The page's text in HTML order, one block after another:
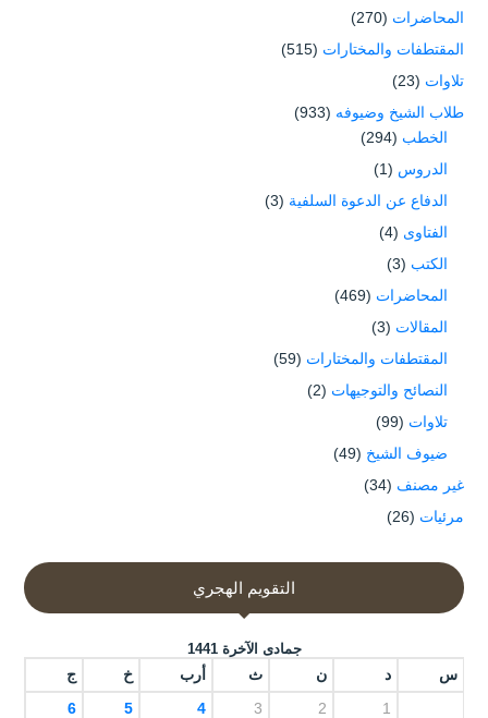
المحاضرات (270)
المقتطفات والمختارات (515)
تلاوات (23)
طلاب الشيخ وضيوفه (933)
الخطب (294)
الدروس (1)
الدفاع عن الدعوة السلفية (3)
الفتاوى (4)
الكتب (3)
المحاضرات (469)
المقالات (3)
المقتطفات والمختارات (59)
النصائح والتوجيهات (2)
تلاوات (99)
ضيوف الشيخ (49)
غير مصنف (34)
مرئيات (26)
التقويم الهجري
جمادى الآخرة 1441
س د ن ث أرب خ ج
1
2
3
4
5
6